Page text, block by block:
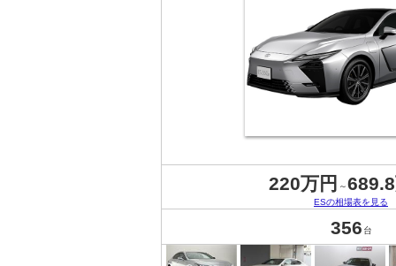
220万円 ～
ESの相場表を見る
356 台